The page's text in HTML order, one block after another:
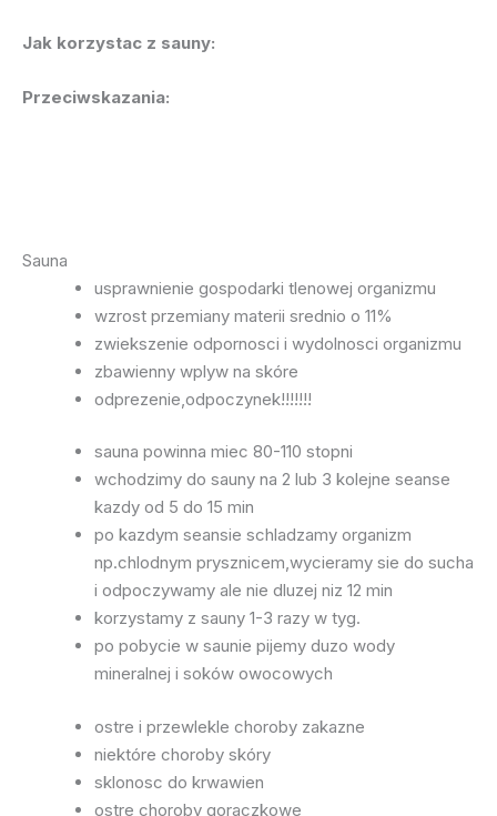
Jak korzystac z sauny:
Przeciwskazania:
Sauna
usprawnienie gospodarki tlenowej organizmu
wzrost przemiany materii srednio o 11%
zwiekszenie odpornosci i wydolnosci organizmu
zbawienny wplyw na skóre
odprezenie,odpoczynek!!!!!!!
sauna powinna miec 80-110 stopni
wchodzimy do sauny na 2 lub 3 kolejne seanse
kazdy od 5 do 15 min
po kazdym seansie schladzamy organizm
np.chlodnym prysznicem,wycieramy sie do sucha
i odpoczywamy ale nie dluzej niz 12 min
korzystamy z sauny 1-3 razy w tyg.
po pobycie w saunie pijemy duzo wody
mineralnej i soków owocowych
ostre i przewlekle choroby zakazne
niektóre choroby skóry
sklonosc do krwawien
ostre choroby goraczkowe